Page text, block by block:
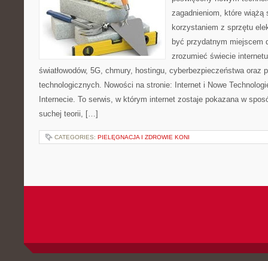
zagadnieniom, które wiążą
korzystaniem z sprzętu
być przydatnym miejscem
zrozumieć świecie
światłowodów, 5G, chmury, hostingu, cyberbezpieczeństwa oraz
technologicznych. Nowości na stronie: Internet i Nowe
Internecie. To serwis, w którym internet zostaje pokazana w
suchej teorii, […]
CATEGORIES: PIELĘGNACJA I ZDROWIE KONI